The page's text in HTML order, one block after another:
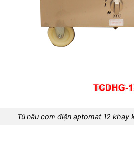
Tủ nấu cơm điện aptomat 12 khay